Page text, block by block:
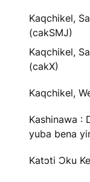
Kaqchikel,
(cakSMJ)
Kaqchikel,
(cakX)
Kaqchikel,
Kashinawa :
yuba bena
Katɔti Ɔku